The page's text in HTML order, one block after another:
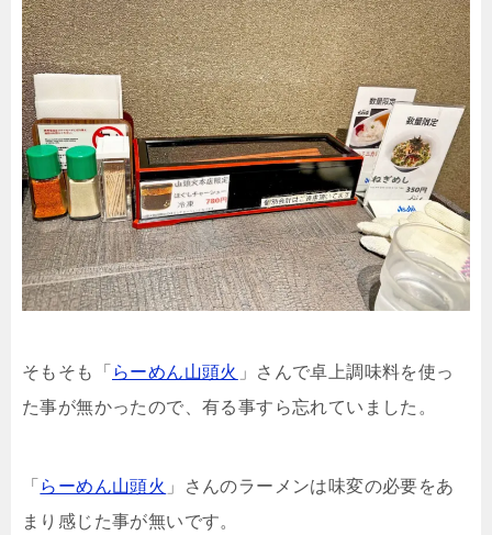
そもそも「 らーめん山頭火 」さんで卓上調味料を使っ
た事が無かったので、有る事すら忘れていました。
「 らーめん山頭火 」さんのラーメンは味変の必要をあ
まり感じた事が無いです。